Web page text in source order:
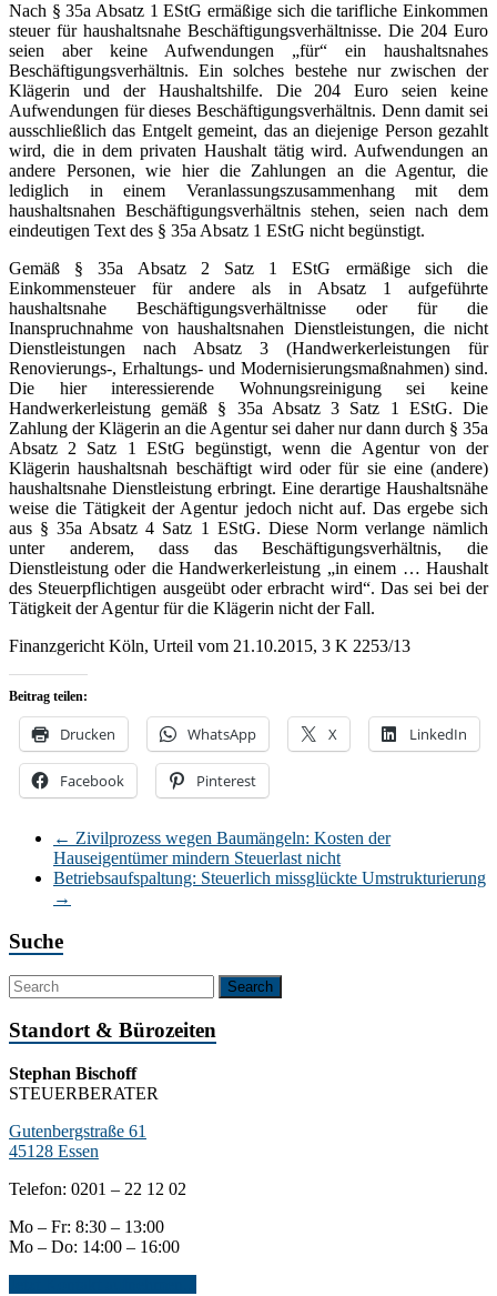
Nach § 35a Absatz 1 EStG ermäßige sich die tarifliche Einkommen
steuer für haushaltsnahe Beschäftigungsverhältnisse. Die 204 Euro
seien aber keine Aufwendungen „für“ ein haushaltsnahes
Beschäftigungsverhältnis. Ein solches bestehe nur zwischen der
Klägerin und der Haushaltshilfe. Die 204 Euro seien keine
Aufwendungen für dieses Beschäftigungsverhältnis. Denn damit sei
ausschließlich das Entgelt gemeint, das an diejenige Person gezahlt
wird, die in dem privaten Haushalt tätig wird. Aufwendungen an
andere Personen, wie hier die Zahlungen an die Agentur, die
lediglich in einem Veranlassungszusammenhang mit dem
haushaltsnahen Beschäftigungsverhältnis stehen, seien nach dem
eindeutigen Text des § 35a Absatz 1 EStG nicht begünstigt.
Gemäß § 35a Absatz 2 Satz 1 EStG ermäßige sich die
Einkommensteuer für andere als in Absatz 1 aufgeführte
haushaltsnahe Beschäftigungsverhältnisse oder für die
Inanspruchnahme von haushaltsnahen Dienstleistungen, die nicht
Dienstleistungen nach Absatz 3 (Handwerkerleistungen für
Renovierungs-, Erhaltungs- und Modernisierungsmaßnahmen) sind.
Die hier interessierende Wohnungsreinigung sei keine
Handwerkerleistung gemäß § 35a Absatz 3 Satz 1 EStG. Die
Zahlung der Klägerin an die Agentur sei daher nur dann durch § 35a
Absatz 2 Satz 1 EStG begünstigt, wenn die Agentur von der
Klägerin haushaltsnah beschäftigt wird oder für sie eine (andere)
haushaltsnahe Dienstleistung erbringt. Eine derartige Haushaltsnähe
weise die Tätigkeit der Agentur jedoch nicht auf. Das ergebe sich
aus § 35a Absatz 4 Satz 1 EStG. Diese Norm verlange nämlich
unter anderem, dass das Beschäftigungsverhältnis, die
Dienstleistung oder die Handwerkerleistung „in einem … Haushalt
des Steuerpflichtigen ausgeübt oder erbracht wird“. Das sei bei der
Tätigkeit der Agentur für die Klägerin nicht der Fall.
Finanzgericht Köln, Urteil vom 21.10.2015, 3 K 2253/13
Beitrag teilen:
Drucken WhatsApp X LinkedIn
Facebook Pinterest
← Zivilprozess wegen Baumängeln: Kosten der
Hauseigentümer mindern Steuerlast nicht
Betriebsaufspaltung: Steuerlich missglückte Umstrukturierung
→
Suche
Standort & Bürozeiten
Stephan Bischoff
STEUERBERATER
Gutenbergstraße 61
45128 Essen
Telefon: 0201 – 22 12 02
Mo – Fr: 8:30 – 13:00
Mo – Do: 14:00 – 16:00